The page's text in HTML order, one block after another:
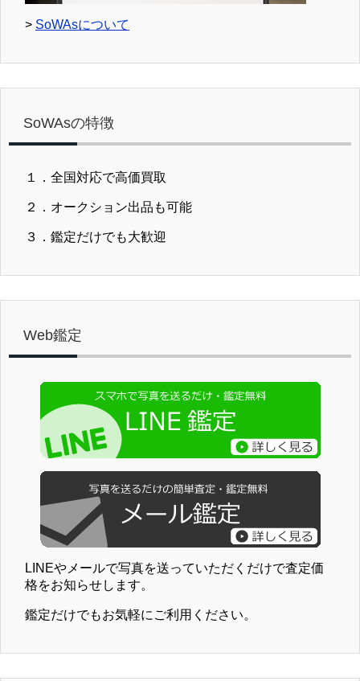
> SoWAsについて
SoWAsの特徴
１．全国対応で高価買取
２．オークション出品も可能
３．鑑定だけでも大歓迎
Web鑑定
LINEやメールで写真を送っていただくだけで査定価
格をお知らせします。
鑑定だけでもお気軽にご利用ください。